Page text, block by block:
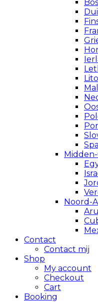
Noord-
Contact
Contact mij
Shop
My account
Checkout
Cart
Booking